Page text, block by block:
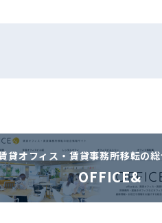
貸オフィス・賃貸事務所移転の
OFFICE&